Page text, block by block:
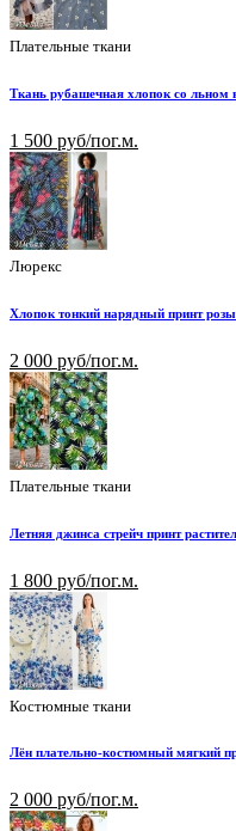
Плательные ткани
Ткань рубашечная хлопок со
1 500 руб/пог.м.
Люрекс
Хлопок тонкий нарядный принт
2 000 руб/пог.м.
Плательные ткани
Летняя джинса стрейч принт
1 800 руб/пог.м.
Костюмные ткани
Лён плательно-костюмный мягкий
2 000 руб/пог.м.